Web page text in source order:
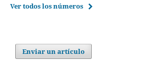
Ver todos los números
Enviar un artículo